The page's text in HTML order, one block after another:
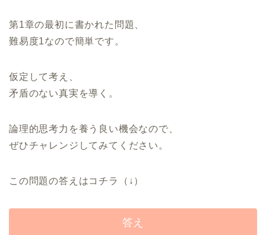
第1章の最初に書かれた問題、
難易度1なので簡単です。
仮定して考え、
矛盾のない真実を導く。
論理的思考力を養う良い機会なので、
ぜひチャレンジしてみてください。
この問題の答えはコチラ（↓）
答え